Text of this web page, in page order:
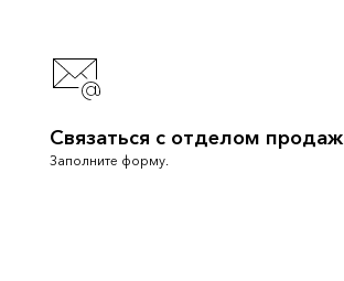
Связаться с отделом продаж
Заполните форму.